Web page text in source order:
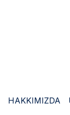
HAKKIMIZDA